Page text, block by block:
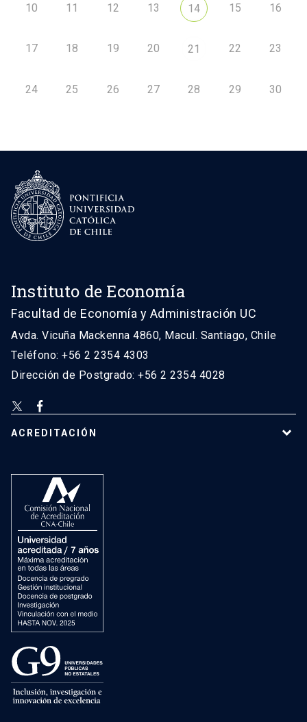
10 11 12 13 14 15 16
17 18 19 20 21 22 23
24 25 26 27 28 29 30
Instituto de Economía
Facultad de Economía y Administración UC
Avda. Vicuña Mackenna 4860, Macul. Santiago, Chile
Teléfono: +56 2 2354 4303
Dirección de Postgrado: +56 2 2354 4028
ACREDITACIÓN